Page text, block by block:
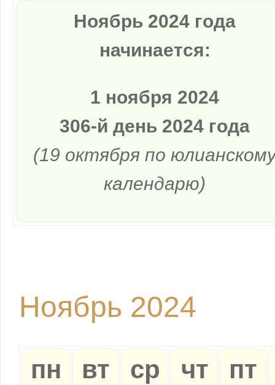
Ноябрь 2024 года
начинается:
1 ноября 2024
306-й день 2024 года
(19 октября по
календарю)
Ноябрь 2024
пн вт ср чт
пт